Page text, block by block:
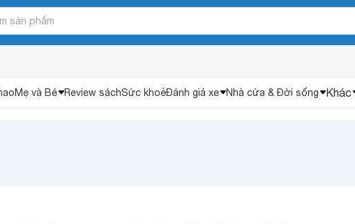
Mẹ và Bé Review sáchSức khoẻĐánh giá xe Nhà cửa & Đời sống Khác